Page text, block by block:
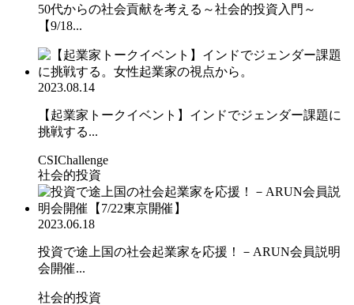
50代からの社会貢献を考える～社会的投資入門～
【9/18...
2023.08.14
【起業家トークイベント】インドでジェンダー課題に
挑戦する...
CSIChallenge
社会的投資
2023.06.18
投資で途上国の社会起業家を応援！－ARUN会員説明
会開催...
社会的投資